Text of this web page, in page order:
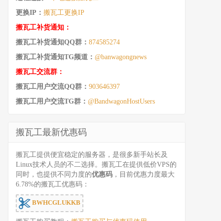
更换IP： 搬瓦工更换IP
搬瓦工补货通知：
搬瓦工补货通知QQ群： 874585274
搬瓦工补货通知TG频道： @banwagongnews
搬瓦工交流群：
搬瓦工用户交流QQ群： 903646397
搬瓦工用户交流TG群： @BandwagonHostUsers
搬瓦工最新优惠码
搬瓦工提供便宜稳定的服务器，是很多新手站长及
Linux技术人员的不二选择。搬瓦工在提供低价VPS的
同时，也提供不同力度的优惠码 ，目前优惠力度最大
6.78%的搬瓦工优惠码：
BWHCGLUKKB